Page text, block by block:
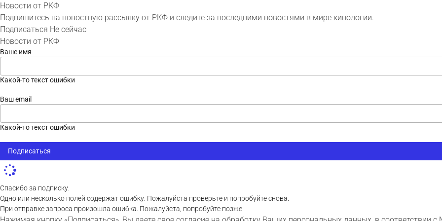
Новости от РКФ
Подпишитесь на новостную рассылку от РКФ и следите за последними новостями в мире кинологии.
Подписаться Не сейчас
Новости от РКФ
Ваше имя
Какой-то текст ошибки
Ваш email
Какой-то текст ошибки
Подписаться
Спасибо за подписку.
Одно или несколько полей содержат ошибку. Пожалуйста проверьте и попробуйте снова.
При отправке запроса произошла ошибка. Пожалуйста, попробуйте позже.